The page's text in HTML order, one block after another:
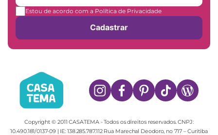
Estou de acordo com a Política de Privacidade
Cadastrar
Copyright © 2011 CASATEMA - Todos os direitos reservados. CNPJ:
10.490.181/0137-09 | IE: 138.285.787.112 Rua Marechal Deodoro, no 717 – Curitiba